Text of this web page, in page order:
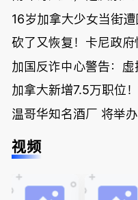
16岁加拿大少女当街
砍了又恢复！卡尼政
加国反诈中心警告：
加拿大新增7.5万职位
温哥华知名酒厂 将举
视频